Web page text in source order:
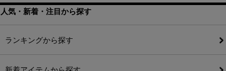
人気・新着・注目から探す
ランキングから探す